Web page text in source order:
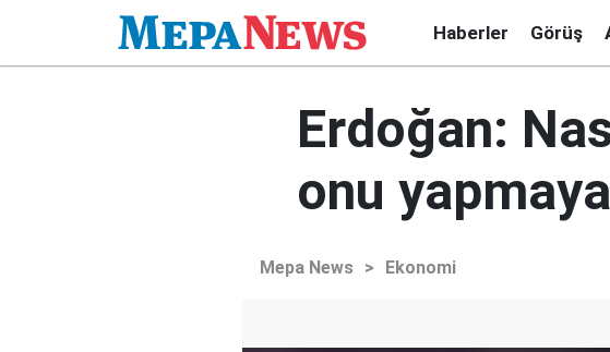
Haberler Görüş
Erdoğan:
onu
Mepa News > Ekonomi